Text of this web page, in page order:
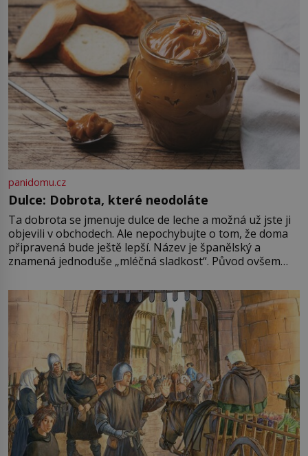
(1900–1945) zná každý, o koho se
historie jen otřela. Jenže […]
panidomu.cz
Dulce: Dobrota, které neodoláte
Ta dobrota se jmenuje dulce de leche a možná už jste ji
objevili v obchodech. Ale nepochybujte o tom, že doma
připravená bude ještě lepší. Název je španělský a
znamená jednoduše „mléčná sladkost“. Původ ovšem
pře hned několik latinskoamerických zemí a k tomu
Francie, kde se traduje,